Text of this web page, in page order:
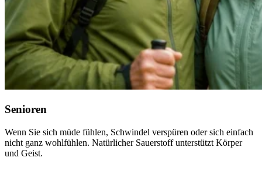
Senioren
Wenn Sie sich müde fühlen, Schwindel verspüren oder sich einfach
nicht ganz wohlfühlen. Natürlicher Sauerstoff unterstützt Körper
und Geist.